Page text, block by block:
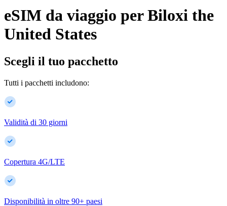
eSIM da viaggio per Biloxi the
United States
Scegli il tuo pacchetto
Tutti i pacchetti includono:
Validità di 30 giorni
Copertura 4G/LTE
Disponibilità in oltre 90+ paesi